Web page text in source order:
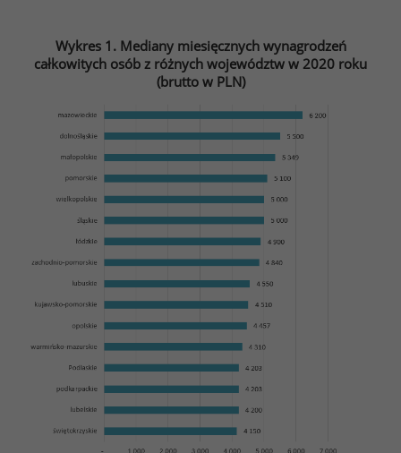
Wykres 1. Mediany miesięcznych wynagrodzeń
całkowitych osób z różnych województw w 2020 roku
(brutto w PLN)